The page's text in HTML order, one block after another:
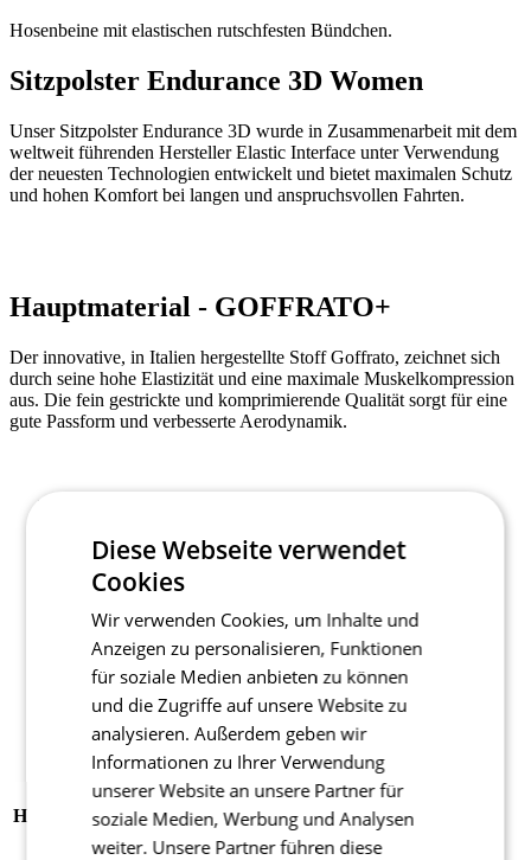
Hosenbeine mit elastischen rutschfesten Bündchen.
Sitzpolster Endurance 3D Women
Unser Sitzpolster Endurance 3D wurde in Zusammenarbeit mit dem
weltweit führenden Hersteller Elastic Interface unter Verwendung
der neuesten Technologien entwickelt und bietet maximalen Schutz
und hohen Komfort bei langen und anspruchsvollen Fahrten.
Hauptmaterial - GOFFRATO+
Der innovative, in Italien hergestellte Stoff Goffrato, zeichnet sich
durch seine hohe Elastizität und eine maximale Muskelkompression
aus. Die fein gestrickte und komprimierende Qualität sorgt für eine
gute Passform und verbesserte Aerodynamik.
EAN
8591851489868
POLSTER
ENDURANCE 3D WOMEN
Fit
Aero fit
Tags
Aero fit | Sommer
GESCHLECHT
Damen
SPORT
Radsport
KOLLEKTION
PASSION
HAUPTMATERIAL GOFFRATO+
GRÖSSE
3
Diese Webseite verwendet
Cookies
Wir verwenden Cookies, um Inhalte und
Anzeigen zu personalisieren, Funktionen
für soziale Medien anbieten zu können
und die Zugriffe auf unsere Website zu
analysieren. Außerdem geben wir
Informationen zu Ihrer Verwendung
unserer Website an unsere Partner für
soziale Medien, Werbung und Analysen
weiter. Unsere Partner führen diese